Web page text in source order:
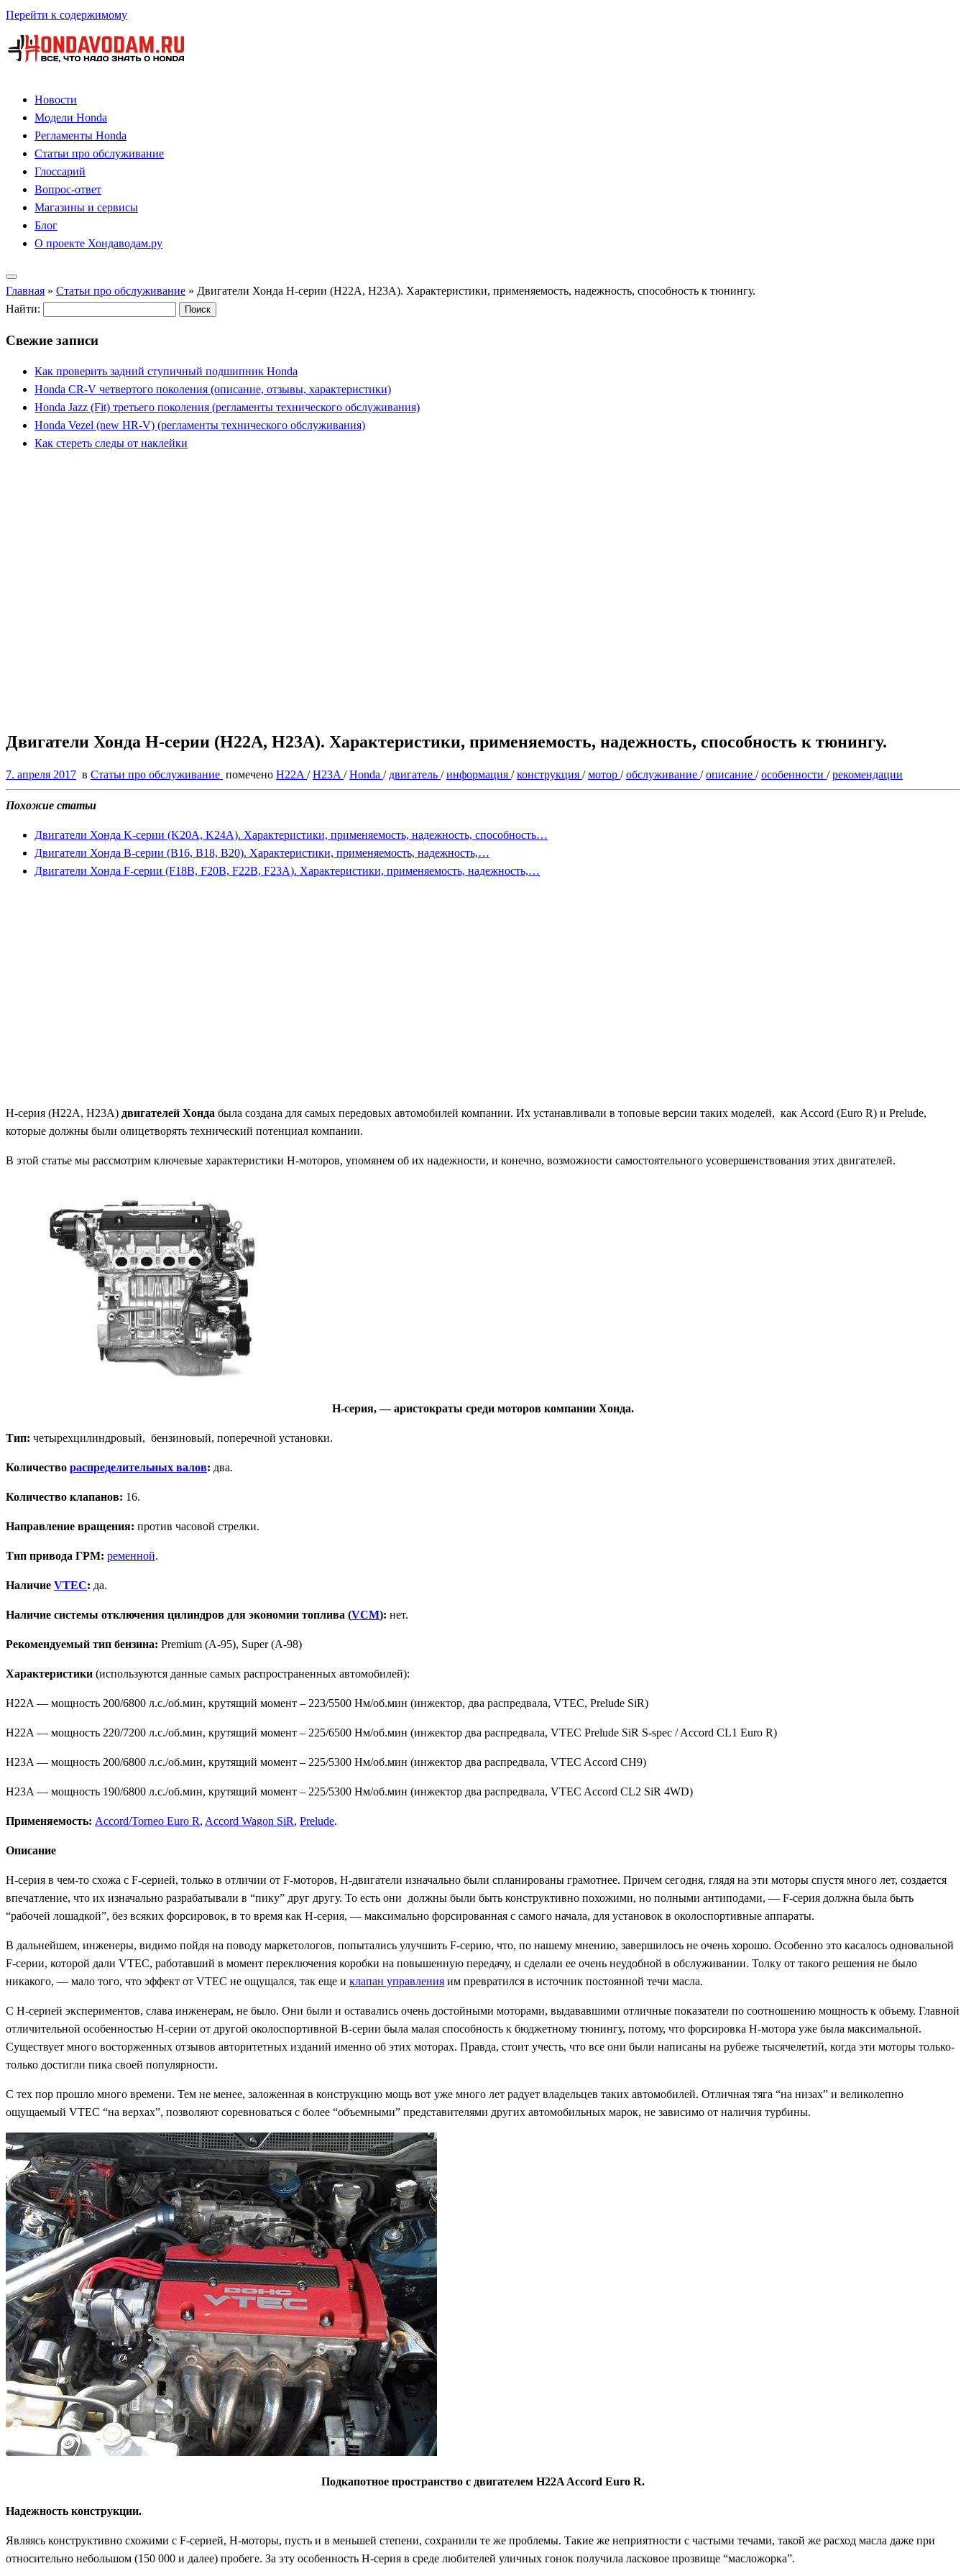
Перейти к содержимому
Новости
Модели Honda
Регламенты Honda
Статьи про обслуживание
Глоссарий
Вопрос-ответ
Магазины и сервисы
Блог
О проекте Хондаводам.ру
Главная » Статьи про обслуживание » Двигатели Хонда H-серии (H22A, H23A). Характеристики, применяемость, надежность, способность к тюнингу.
Найти:
Свежие записи
Как проверить задний ступичный подшипник Honda
Honda CR-V четвертого поколения (описание, отзывы, характеристики)
Honda Jazz (Fit) третьего поколения (регламенты технического обслуживания)
Honda Vezel (new HR-V) (регламенты технического обслуживания)
Как стереть следы от наклейки
Двигатели Хонда H-серии (H22A, H23A). Характеристики, применяемость, надежность, способность к тюнингу.
7. апреля 2017 в Статьи про обслуживание помечено H22A /H23A /Honda / двигатель /информация /конструкция /мотор /обслуживание /описание /особенности /рекомендации
Похожие статьи
Двигатели Хонда K-серии (K20A, K24A). Характеристики, применяемость, надежность, способность…
Двигатели Хонда B-серии (B16, B18, B20). Характеристики, применяемость, надежность,…
Двигатели Хонда F-серии (F18B, F20B, F22B, F23A). Характеристики, применяемость, надежность,…
H-серия (H22A, H23A) двигателей Хонда была создана для самых передовых автомобилей компании. Их устанавливали в топовые версии таких моделей, как Accord (Euro R) и Prelude,
которые должны были олицетворять технический потенциал компании.
В этой статье мы рассмотрим ключевые характеристики H-моторов, упомянем об их надежности, и конечно, возможности самостоятельного усовершенствования этих двигателей.
H-серия, — аристократы среди моторов компании Хонда.
Тип: четырехцилиндровый, бензиновый, поперечной установки.
Количество распределительных валов: два.
Количество клапанов: 16.
Направление вращения: против часовой стрелки.
Тип привода ГРМ: ременной.
Наличие VTEC: да.
Наличие системы отключения цилиндров для экономии топлива (VCM): нет.
Рекомендуемый тип бензина: Premium (A-95), Super (A-98)
Характеристики (используются данные самых распространенных автомобилей):
H22A — мощность 200/6800 л.с./об.мин, крутящий момент – 223/5500 Нм/об.мин (инжектор, два распредвала, VTEC, Prelude SiR)
H22A — мощность 220/7200 л.с./об.мин, крутящий момент – 225/6500 Нм/об.мин (инжектор два распредвала, VTEC Prelude SiR S-spec / Accord CL1 Euro R)
H23A — мощность 200/6800 л.с./об.мин, крутящий момент – 225/5300 Нм/об.мин (инжектор два распредвала, VTEC Accord CH9)
H23A — мощность 190/6800 л.с./об.мин, крутящий момент – 225/5300 Нм/об.мин (инжектор два распредвала, VTEC Accord CL2 SiR 4WD)
Применяемость: Accord/Torneo Euro R, Accord Wagon SiR, Prelude.
Описание
H-серия в чем-то схожа с F-серией, только в отличии от F-моторов, H-двигатели изначально были спланированы грамотнее. Причем сегодня, глядя на эти моторы спустя много лет, создается
впечатление, что их изначально разрабатывали в “пику” друг другу. То есть они должны были быть конструктивно похожими, но полными антиподами, — F-серия должна была быть
“рабочей лошадкой”, без всяких форсировок, в то время как H-серия, — максимально форсированная с самого начала, для установок в околоспортивные аппараты.
В дальнейшем, инженеры, видимо пойдя на поводу маркетологов, попытались улучшить F-серию, что, по нашему мнению, завершилось не очень хорошо. Особенно это касалось одновальной
F-серии, которой дали VTEC, работавший в момент переключения коробки на повышенную передачу, и сделали ее очень неудобной в обслуживании. Толку от такого решения не было
никакого, — мало того, что эффект от VTEC не ощущался, так еще и клапан управления им превратился в источник постоянной течи масла.
С H-серией экспериментов, слава инженерам, не было. Они были и оставались очень достойными моторами, выдававшими отличные показатели по соотношению мощность к объему. Главной
отличительной особенностью H-серии от другой околоспортивной B-серии была малая способность к бюджетному тюнингу, потому, что форсировка H-мотора уже была максимальной.
Существует много восторженных отзывов авторитетных изданий именно об этих моторах. Правда, стоит учесть, что все они были написаны на рубеже тысячелетий, когда эти моторы только-
только достигли пика своей популярности.
С тех пор прошло много времени. Тем не менее, заложенная в конструкцию мощь вот уже много лет радует владельцев таких автомобилей. Отличная тяга “на низах” и великолепно
ощущаемый VTEC “на верхах”, позволяют соревноваться с более “объемными” представителями других автомобильных марок, не зависимо от наличия турбины.
Подкапотное пространство с двигателем H22A Accord Euro R.
Надежность конструкции.
Являясь конструктивно схожими с F-серией, H-моторы, пусть и в меньшей степени, сохранили те же проблемы. Такие же неприятности с частыми течами, такой же расход масла даже при
относительно небольшом (150 000 и далее) пробеге. За эту особенность H-серия в среде любителей уличных гонок получила ласковое прозвище “масложорка”.